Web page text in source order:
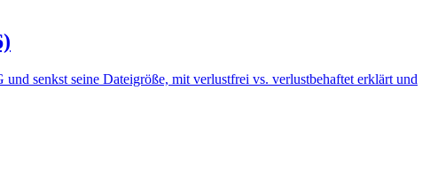
senkst seine Dateigröße, mit verlustfrei vs. verlustbehaftet erklärt und